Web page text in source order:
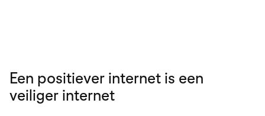
Een positiever internet is een
veiliger internet